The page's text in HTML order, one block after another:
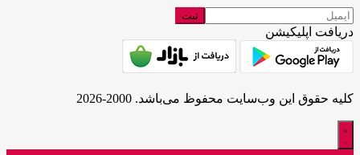
دریافت اپلیکیشن
کلیه حقوق این وب‌سایت محفوظ می‌باشد. 2000-2026